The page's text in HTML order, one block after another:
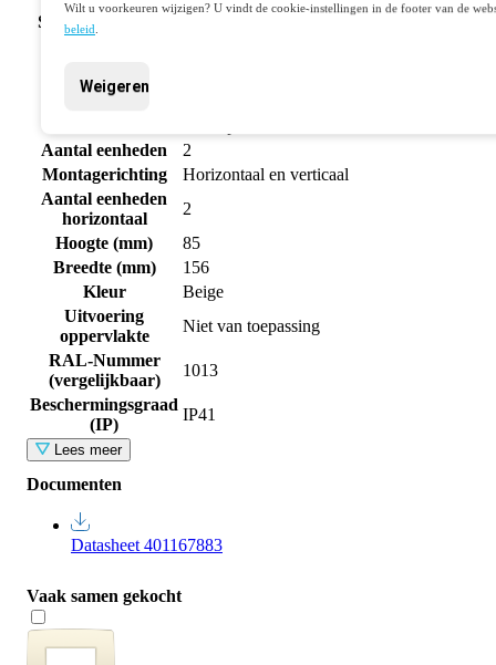
Wilt u voorkeuren wijzigen? U vindt de cookie-instellingen in de footer van de
beleid
Weigeren
Serie/Programma
Categorie
Aantal eenheden
2
Montagerichting
Horizontaal en verticaal
Aantal eenheden
horizontaal
2
Hoogte (mm)
85
Breedte (mm)
156
Kleur
Beige
Uitvoering
oppervlakte
Niet van toepassing
RAL-Nummer
(vergelijkbaar)
1013
Beschermingsgraad
(IP)
IP41
Lees meer
Documenten
Datasheet 401167883
Vaak samen gekocht